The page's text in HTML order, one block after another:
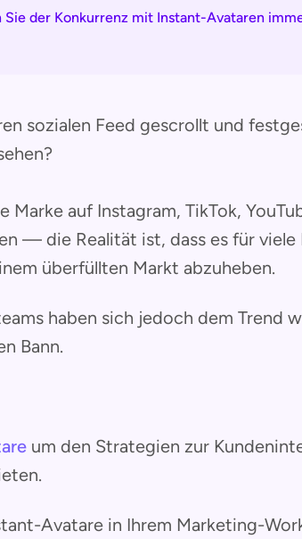
Sie der Konkurrenz mit Instant-Avataren
sozialen Feed gescrollt und
Marke auf Instagram, TikTok,
— die Realität ist, dass es für viele
überfüllten Markt abzuheben.
haben sich jedoch dem Trend
Bann.
um den Strategien zur
Avatare in Ihrem Marketing-